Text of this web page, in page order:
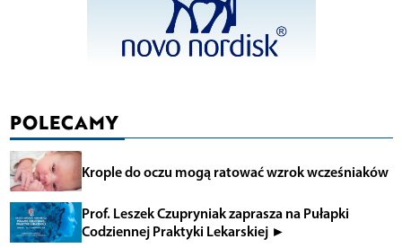
POLECAMY
Krople do oczu mogą ratować wzrok wcześniaków
Prof. Leszek Czupryniak zaprasza na Pułapki
Codziennej Praktyki Lekarskiej ►